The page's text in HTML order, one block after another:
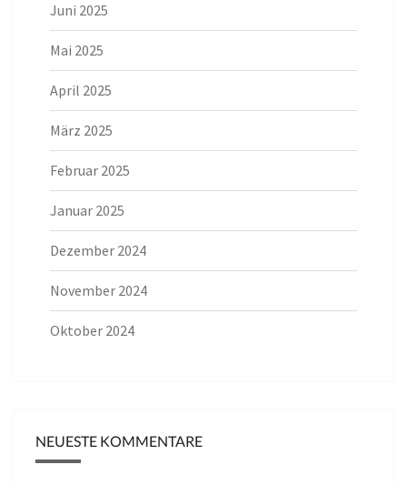
Juni 2025
Mai 2025
April 2025
März 2025
Februar 2025
Januar 2025
Dezember 2024
November 2024
Oktober 2024
NEUESTE KOMMENTARE